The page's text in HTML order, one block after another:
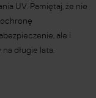
UV. Pamiętaj, że nie
ale i
długie lata.